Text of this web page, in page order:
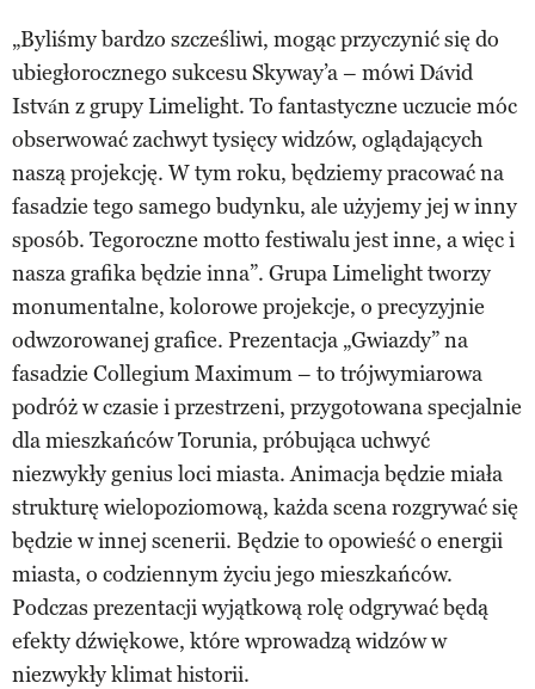
„Byliśmy bardzo szcześliwi, mogąc przyczynić się do
ubiegłorocznego sukcesu Skyway’a – mówi Dávid
István z grupy Limelight. To fantastyczne uczucie móc
obserwować zachwyt tysięcy widzów, oglądających
naszą projekcję. W tym roku, będziemy pracować na
fasadzie tego samego budynku, ale użyjemy jej w inny
sposób. Tegoroczne motto festiwalu jest inne, a więc i
nasza grafika będzie inna”. Grupa Limelight tworzy
monumentalne, kolorowe projekcje, o precyzyjnie
odwzorowanej grafice. Prezentacja „Gwiazdy” na
fasadzie Collegium Maximum – to trójwymiarowa
podróż w czasie i przestrzeni, przygotowana specjalnie
dla mieszkańców Torunia, próbująca uchwyć
niezwykły genius loci miasta. Animacja będzie miała
strukturę wielopoziomową, każda scena rozgrywać się
będzie w innej scenerii. Będzie to opowieść o energii
miasta, o codziennym życiu jego mieszkańców.
Podczas prezentacji wyjątkową rolę odgrywać będą
efekty dźwiękowe, które wprowadzą widzów w
niezwykły klimat historii.